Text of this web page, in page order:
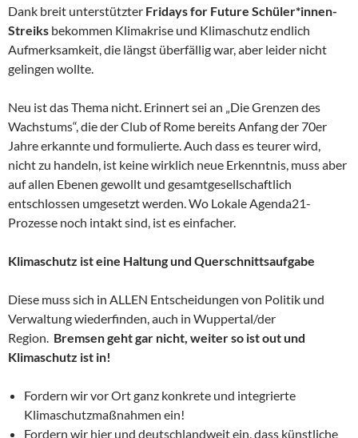
Dank breit unterstützter Fridays for Future Schüler*innen-
Streiks bekommen Klimakrise und Klimaschutz endlich
Aufmerksamkeit, die längst überfällig war, aber leider nicht
gelingen wollte.
Neu ist das Thema nicht. Erinnert sei an „Die Grenzen des
Wachstums“, die der Club of Rome bereits Anfang der 70er
Jahre erkannte und formulierte. Auch dass es teurer wird,
nicht zu handeln, ist keine wirklich neue Erkenntnis, muss aber
auf allen Ebenen gewollt und gesamtgesellschaftlich
entschlossen umgesetzt werden. Wo Lokale Agenda21-
Prozesse noch intakt sind, ist es einfacher.
Klimaschutz ist eine Haltung und Querschnittsaufgabe
Diese muss sich in ALLEN Entscheidungen von Politik und
Verwaltung wiederfinden, auch in Wuppertal/der
Region. Bremsen geht gar nicht, weiter so ist out und
Klimaschutz ist in!
Fordern wir vor Ort ganz konkrete und integrierte
Klimaschutzmaßnahmen ein!
Fordern wir hier und deutschlandweit ein, dass künstliche